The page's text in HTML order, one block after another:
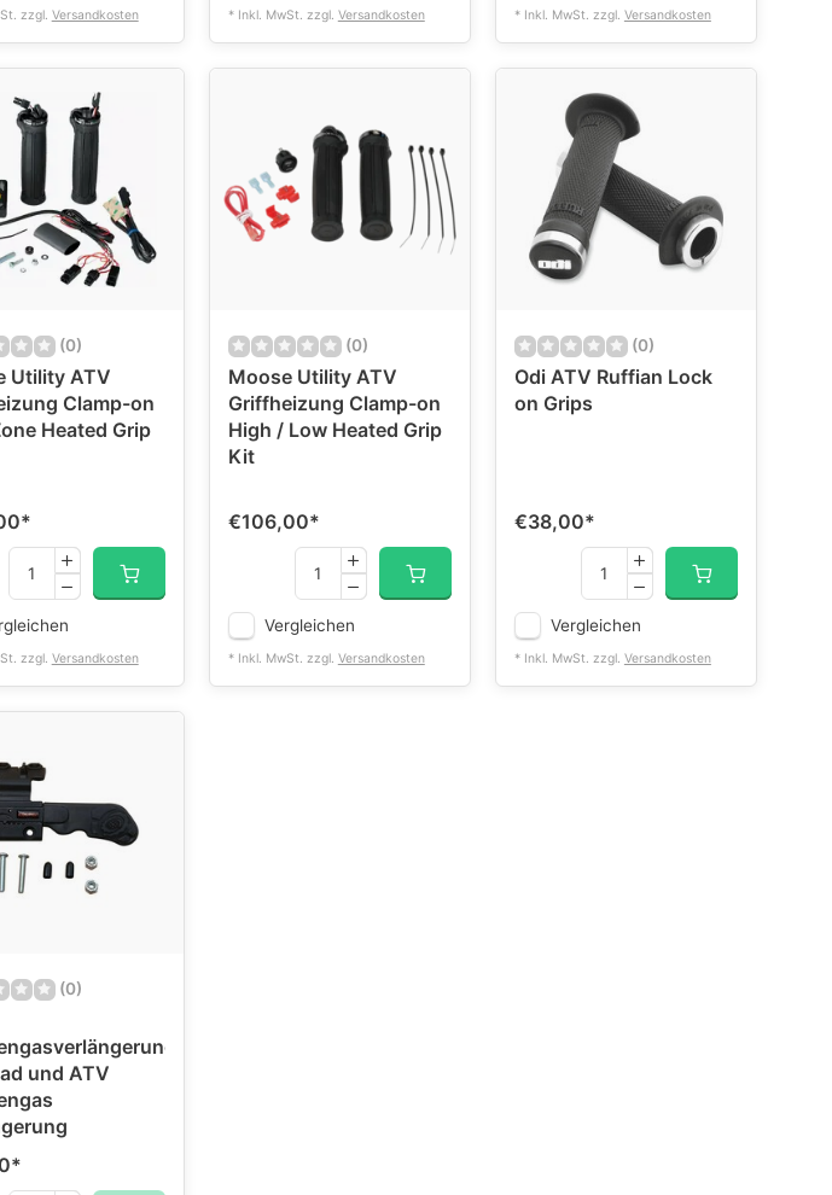
zzgl. Versandkosten * Inkl. MwSt. zzgl. Versandkosten * Inkl. MwSt. zzgl. Versandkosten
(0)
Utility ATV
Clamp-on
Heated Grip
*
zzgl. Versandkosten
(0)
Moose Utility ATV
Griffheizung Clamp-on
High / Low Heated Grip
Kit
€106,00*
Vergleichen
* Inkl. MwSt. zzgl. Versandkosten
(0)
Odi ATV Ruffian Lock
on Grips
€38,00*
Vergleichen
* Inkl. MwSt. zzgl. Versandkosten
(0)
und ATV
*